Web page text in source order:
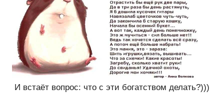
И встаёт вопрос: что с эти богатством делать?)))